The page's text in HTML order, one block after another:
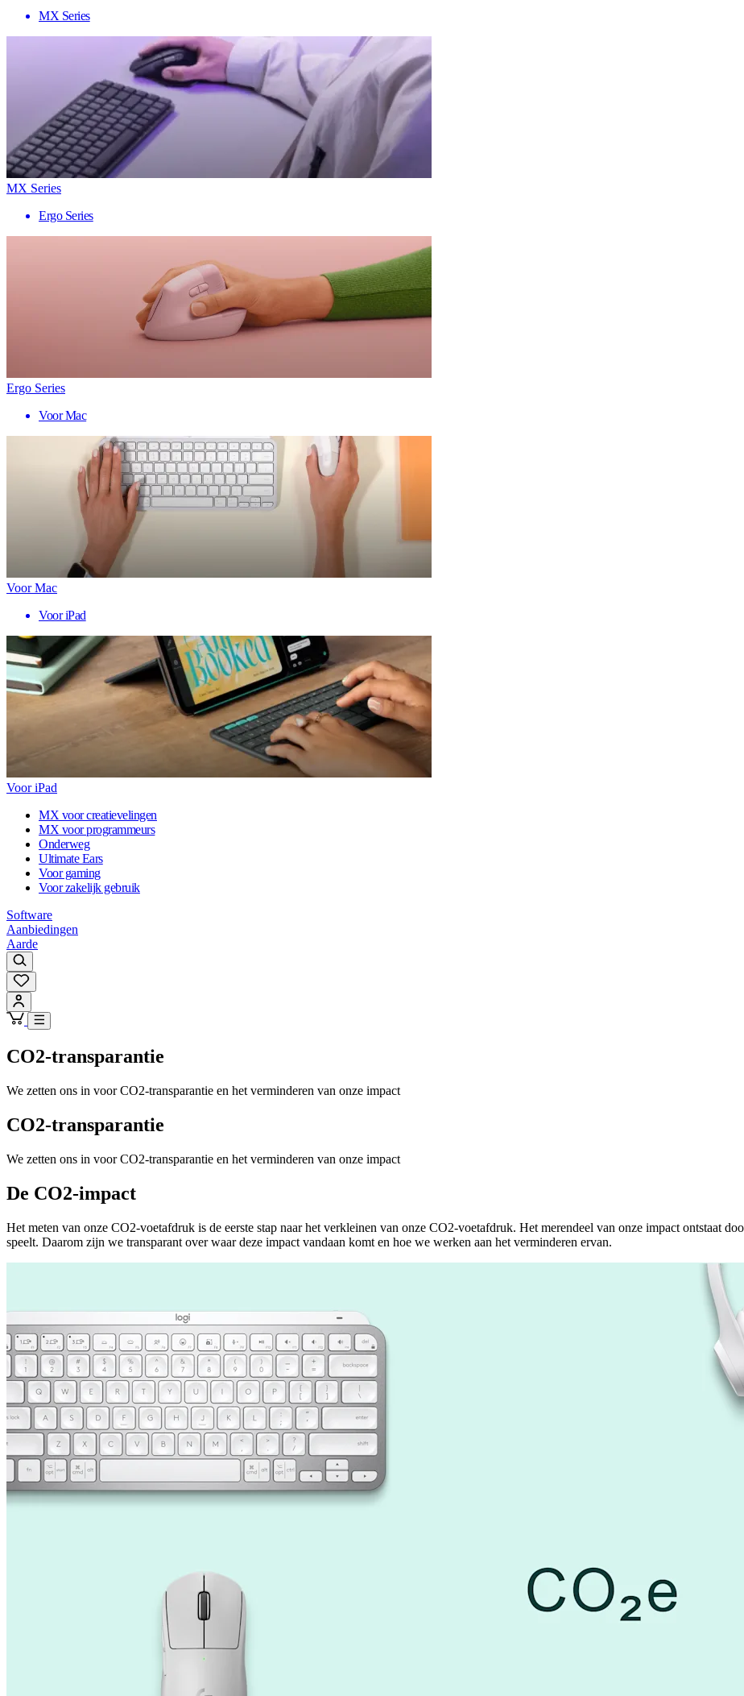
MX Series
MX Series
Ergo Series
Ergo Series
Voor Mac
Voor Mac
Voor iPad
Voor iPad
MX voor creatievelingen
MX voor programmeurs
Onderweg
Ultimate Ears
Voor gaming
Voor zakelijk gebruik
Software
Aanbiedingen
Aarde
CO2-transparantie
We zetten ons in voor CO2-transparantie en het verminderen van onze impact
CO2-transparantie
We zetten ons in voor CO2-transparantie en het verminderen van onze impact
De CO2-impact
Het meten van onze CO2-voetafdruk is de eerste stap naar het verkleinen van onze CO2-voetafdruk. Het merendeel van onze impact ontstaat
speelt. Daarom zijn we transparant over waar deze impact vandaan komt en hoe we werken aan het verminderen ervan.